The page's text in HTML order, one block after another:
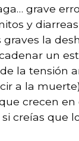
grave
y
graves la
un
la tensión
a la
crecen
creías que